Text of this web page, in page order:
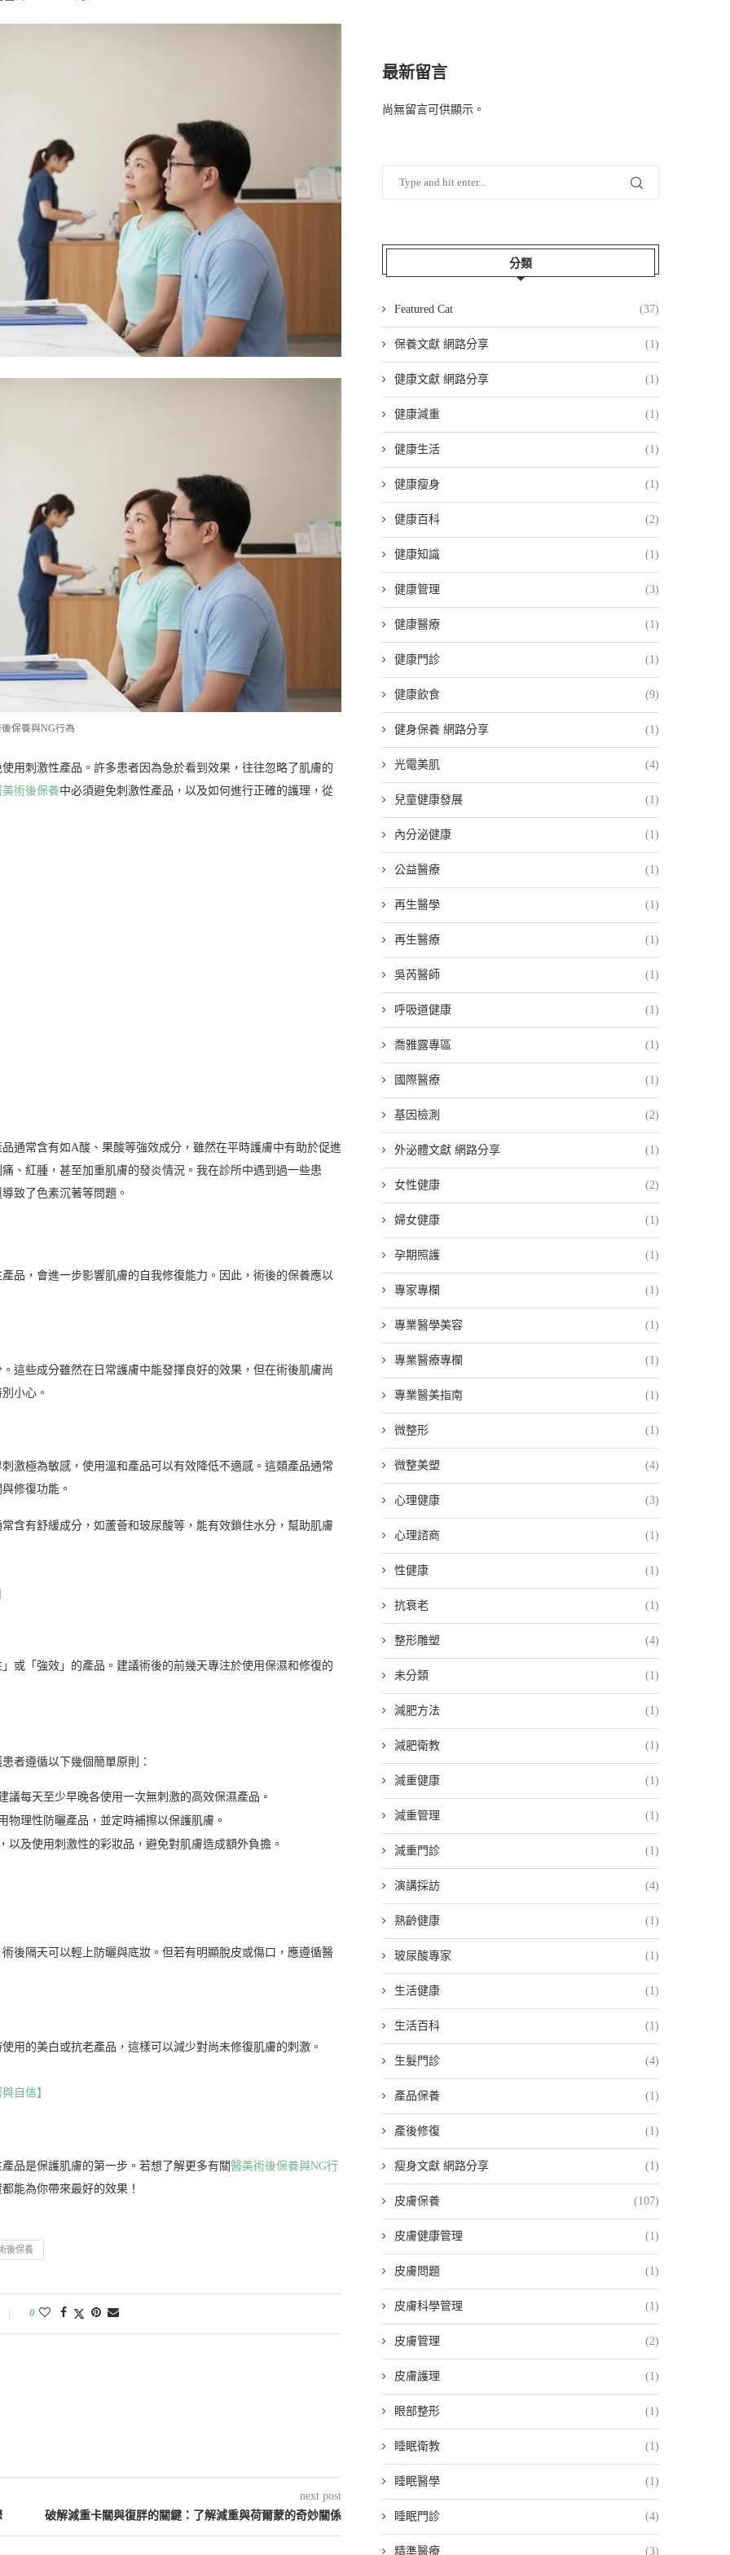
保養與NG行為
用刺激性產品。許多患者因為急於看到效果，往往忽略了肌膚的
美術後保養中必須避免刺激性產品，以及如何進行正確的護理，從
通常含有如A酸、果酸等強效成分，雖然在平時護膚中有助於促進
、紅腫，甚至加重肌膚的發炎情況。我在診所中遇到過一些患
致了色素沉著等問題。
品，會進一步影響肌膚的自我修復能力。因此，術後的保養應以
這些成分雖然在日常護膚中能發揮良好的效果，但在術後肌膚尚
小心。
激極為敏感，使用溫和產品可以有效降低不適感。這類產品通常
修復功能。
含有舒緩成分，如蘆薈和玻尿酸等，能有效鎖住水分，幫助肌膚
或「強效」的產品。建議術後的前幾天專注於使用保濕和修復的
者遵循以下幾個簡單原則：
每天至少早晚各使用一次無刺激的高效保濕產品。
理性防曬產品，並定時補擦以保護肌膚。
及使用刺激性的彩妝品，避免對肌膚造成額外負擔。
後隔天可以輕上防曬與底妝。但若有明顯脫皮或傷口，應遵循醫
用的美白或抗老產品，這樣可以減少對尚未修復肌膚的刺激。
自信】
品是保護肌膚的第一步。若想了解更多有關醫美術後保養與NG行
能為你帶來最好的效果！
後保養
0
next post
破解減重卡關與復胖的關鍵：了解減重與荷爾蒙的奇妙關係
最新留言
尚無留言可供顯示。
分類
Featured Cat (37)
保養文獻 網路分享 (1)
健康文獻 網路分享 (1)
健康減重 (1)
健康生活 (1)
健康瘦身 (1)
健康百科 (2)
健康知識 (1)
健康管理 (3)
健康醫療 (1)
健康門診 (1)
健康飲食 (9)
健身保養 網路分享 (1)
光電美肌 (4)
兒童健康發展 (1)
內分泌健康 (1)
公益醫療 (1)
再生醫學 (1)
再生醫療 (1)
吳芮醫師 (1)
呼吸道健康 (1)
喬雅露專區 (1)
國際醫療 (1)
基因檢測 (2)
外泌體文獻 網路分享 (1)
女性健康 (2)
婦女健康 (1)
孕期照護 (1)
專家專欄 (1)
專業醫學美容 (1)
專業醫療專欄 (1)
專業醫美指南 (1)
微整形 (1)
微整美塑 (4)
心理健康 (3)
心理諮商 (1)
性健康 (1)
抗衰老 (1)
整形雕塑 (4)
未分類 (1)
減肥方法 (1)
減肥衛教 (1)
減重健康 (1)
減重管理 (1)
減重門診 (1)
演講採訪 (4)
熟齡健康 (1)
玻尿酸專家 (1)
生活健康 (1)
生活百科 (1)
生髮門診 (4)
產品保養 (1)
產後修復 (1)
瘦身文獻 網路分享 (1)
皮膚保養 (107)
皮膚健康管理 (1)
皮膚問題 (1)
皮膚科學管理 (1)
皮膚管理 (2)
皮膚護理 (1)
眼部整形 (1)
睡眠衛教 (1)
睡眠醫學 (1)
睡眠門診 (4)
精準醫療 (3)